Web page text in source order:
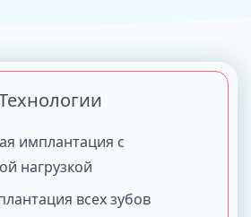
имплантация с
нагрузкой
всех зубов